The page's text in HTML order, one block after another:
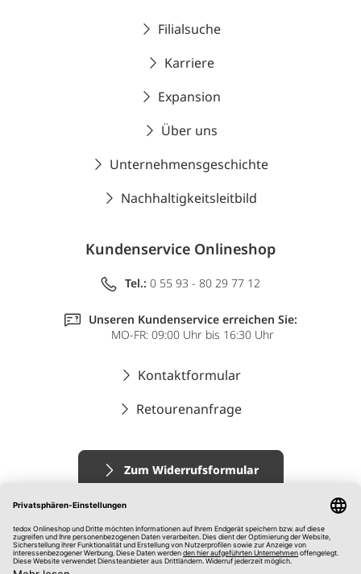
Filialsuche
Karriere
Expansion
Über uns
Unternehmensgeschichte
Nachhaltigkeitsleitbild
Kundenservice Onlineshop
Tel.: 0 55 93 - 80 29 77 12
Unseren Kundenservice erreichen Sie:
MO-FR: 09:00 Uhr bis 16:30 Uhr
Kontaktformular
Retourenanfrage
Zum Widerrufsformular
Impressum
AGB